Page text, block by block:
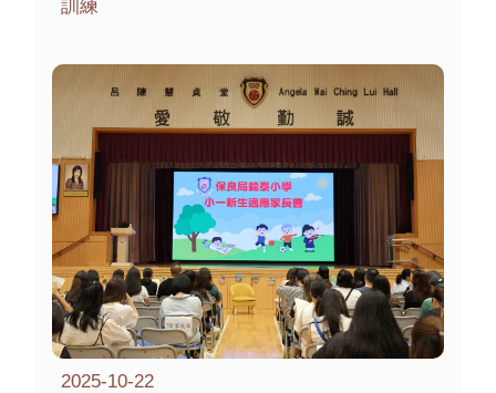
訓練
2025-10-22